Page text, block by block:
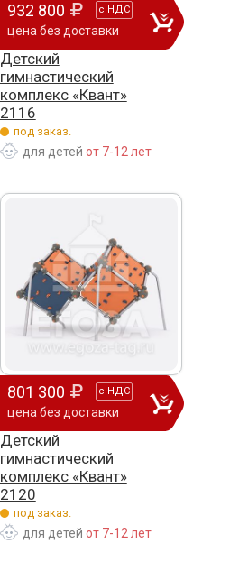
932 800 с НДС
цена без доставки
Детский
гимнастический
комплекс «Квант»
2116
под заказ.
для детей от 7-12 лет
801 300 с НДС
цена без доставки
Детский
гимнастический
комплекс «Квант»
2120
под заказ.
для детей от 7-12 лет